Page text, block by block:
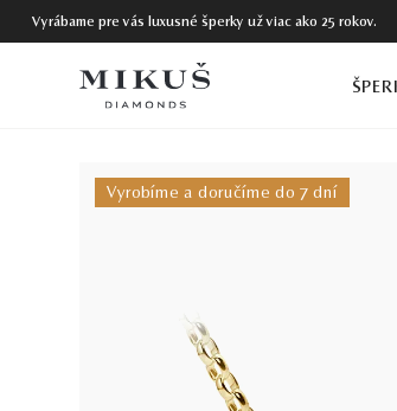
Vyrábame pre vás luxusné šperky už viac ako 25 rokov.
Vyrobíme a doručíme do 7 dní